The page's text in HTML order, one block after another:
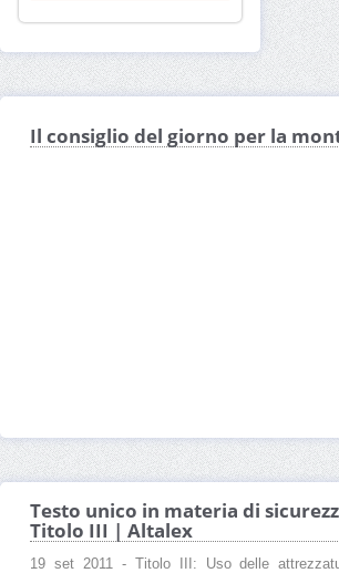
Il consiglio del giorno per la
Testo unico in materia di
Titolo III | Altalex
19 set 2011 - Titolo III: Uso delle